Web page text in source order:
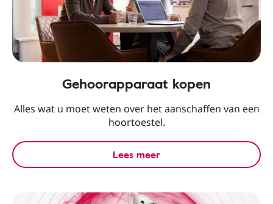
Gehoorapparaat kopen
Alles wat u moet weten over het aanschaffen van een
hoortoestel.
Lees meer